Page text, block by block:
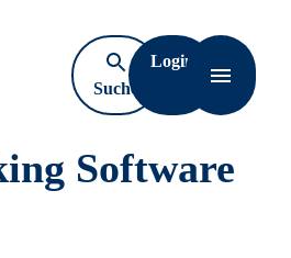
Auswahl:
Suche
öffnen
Login
Software